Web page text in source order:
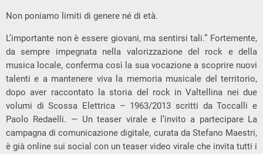
Non poniamo limiti di genere né di età.
L’importante non è essere giovani, ma sentirsi tali.” Fortemente,
da sempre impegnata nella valorizzazione del rock e della
musica locale, conferma così la sua vocazione a scoprire nuovi
talenti e a mantenere viva la memoria musicale del territorio,
dopo aver raccontato la storia del rock in Valtellina nei due
volumi di Scossa Elettrica – 1963/2013 scritti da Toccalli e
Paolo Redaelli. — Un teaser virale e l’invito a partecipare La
campagna di comunicazione digitale, curata da Stefano Maestri,
è già online sui social con un teaser video virale che invita tutti i